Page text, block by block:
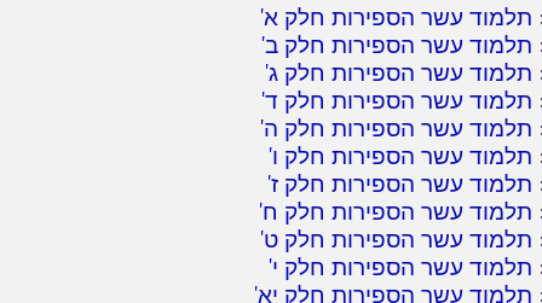
תלמוד עשר הספירות חלק א'
תלמוד עשר הספירות חלק ב'
תלמוד עשר הספירות חלק ג'
תלמוד עשר הספירות חלק ד'
תלמוד עשר הספירות חלק ה'
תלמוד עשר הספירות חלק ו'
תלמוד עשר הספירות חלק ז'
תלמוד עשר הספירות חלק ח'
תלמוד עשר הספירות חלק ט'
תלמוד עשר הספירות חלק י'
תלמוד עשר הספירות חלק יא'